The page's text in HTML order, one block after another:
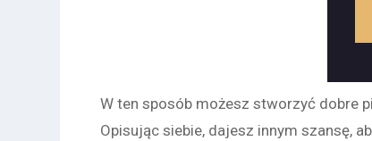
W ten sposób możesz stworzyć dobre
Opisując siebie, dajesz innym szansę,